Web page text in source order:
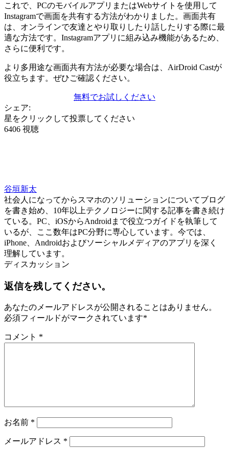
これで、PCのモバイルアプリまたはWebサイトを使用して
Instagramで画面を共有する方法がわかりました。画面共有
は、オンラインで友達とやり取りしたり話したりする際に最
適な方法です。Instagramアプリに組み込み機能があるため、
さらに便利です。
より多用途な画面共有方法が必要な場合は、AirDroid Castが
役立ちます。ぜひご確認ください。
無料でお試しください
シェア:
星をクリックして投票してください
6406 視聴
谷垣新太
社会人になってからスマホのソリューションについてブログ
を書き始め、10年以上テクノロジーに関する記事を書き続け
ている。PC、iOSからAndroidまで役立つガイドを執筆して
いるが、ここ数年はPC分野に専心しています。今では、
iPhone、Androidおよびソーシャルメディアのアプリを深く
理解しています。
ディスカッション
返信を残してください。
あなたのメールアドレスが公開されることはありません。
必須フィールドがマークされています*
コメント *
お名前 *
メールアドレス *